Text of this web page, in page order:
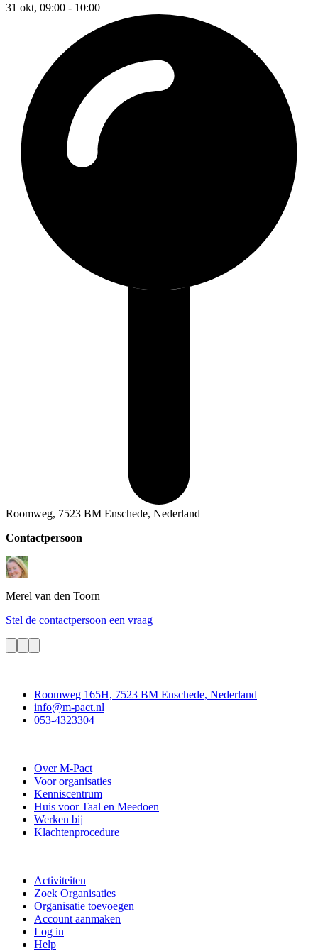
31 okt, 09:00 - 10:00
Roomweg, 7523 BM Enschede, Nederland
Contactpersoon
Merel van den Toorn
Stel de contactpersoon een vraag
Roomweg 165H, 7523 BM Enschede, Nederland
info@m-pact.nl
053-4323304
Over M-Pact
Voor organisaties
Kenniscentrum
Huis voor Taal en Meedoen
Werken bij
Klachtenprocedure
Activiteiten
Zoek Organisaties
Organisatie toevoegen
Account aanmaken
Log in
Help